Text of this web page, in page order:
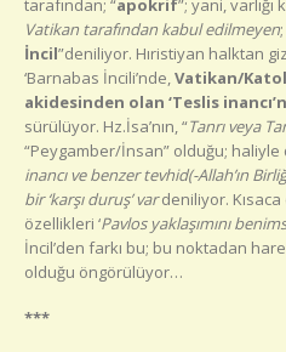
tarafından; “apokrif”; yani,
Vatikan tarafından kabul edilmeyen
İncil”deniliyor. Hıristiyan halktan
‘Barnabas İncili’nde,Vatikan/
akidesinden olan ‘Teslis
sürülüyor. Hz.İsa’nın, “Tanrı veya
“Peygamber/İnsan” olduğu; haliyle
inancı ve benzer tevhid(-Allah’ın
bir ‘karşı duruş’ vardeniliyor. Kısaca
özellikleri ‘Pavlos yaklaşımını
İncil’den farkı bu; bu noktadan
olduğu öngörülüyor…
***